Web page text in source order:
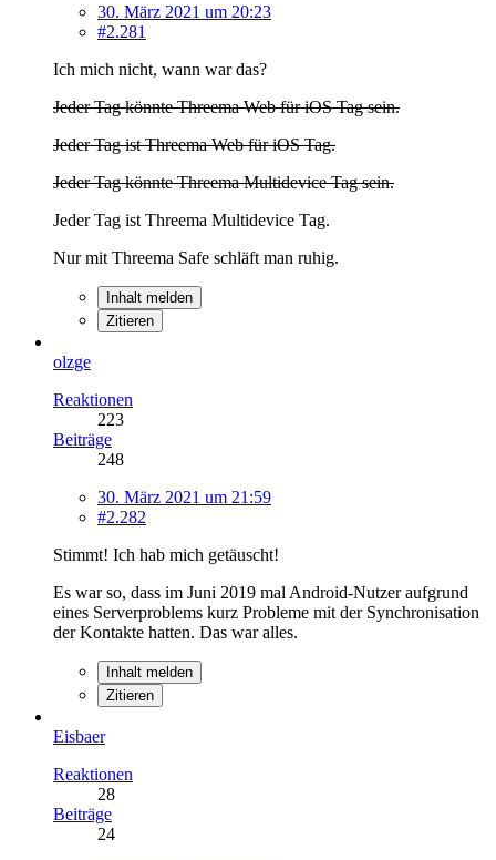
30. März 2021 um 20:23
#2.281
Ich mich nicht, wann war das?
Jeder Tag könnte Threema Web für iOS Tag sein.
Jeder Tag ist Threema Web für iOS Tag.
Jeder Tag könnte Threema Multidevice Tag sein.
Jeder Tag ist Threema Multidevice Tag.
Nur mit Threema Safe schläft man ruhig.
Inhalt melden
Zitieren
olzge
Reaktionen
223
Beiträge
248
30. März 2021 um 21:59
#2.282
Stimmt! Ich hab mich getäuscht!
Es war so, dass im Juni 2019 mal Android-Nutzer aufgrund
eines Serverproblems kurz Probleme mit der Synchronisation
der Kontakte hatten. Das war alles.
Inhalt melden
Zitieren
Eisbaer
Reaktionen
28
Beiträge
24